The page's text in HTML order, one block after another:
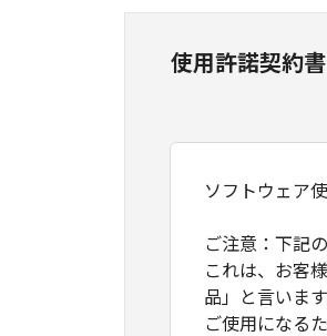
使用許諾契約書
ソフトウェア
ご注意：下記
これは、お客
品」と言いま
ご使用になる